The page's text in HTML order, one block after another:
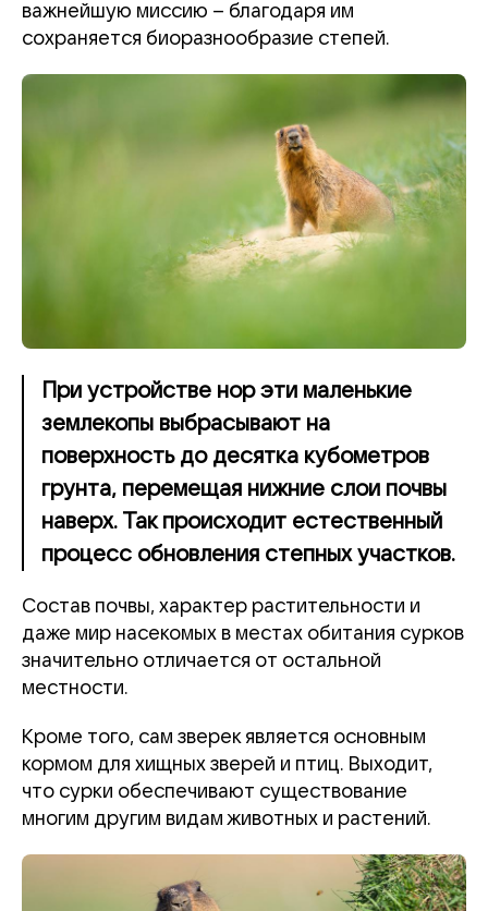
важнейшую миссию – благодаря им
сохраняется биоразнообразие степей.
При устройстве нор эти маленькие
землекопы выбрасывают на
поверхность до десятка кубометров
грунта, перемещая нижние слои почвы
наверх. Так происходит естественный
процесс обновления степных участков.
Состав почвы, характер растительности и
даже мир насекомых в местах обитания сурков
значительно отличается от остальной
местности.
Кроме того, сам зверек является основным
кормом для хищных зверей и птиц. Выходит,
что сурки обеспечивают существование
многим другим видам животных и растений.